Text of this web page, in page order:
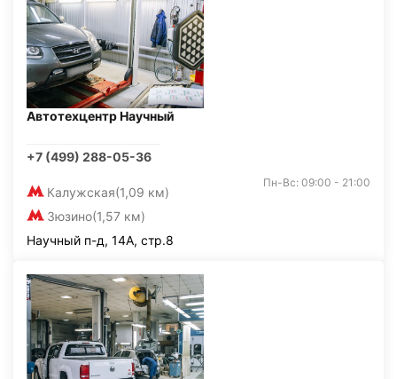
Автотехцентр Научный
+7 (499) 288-05-36
Калужская(1,09 км)
Зюзино(1,57 км)
Пн-Вс: 09:00 - 21:00
Научный п-д, 14А, стр.8